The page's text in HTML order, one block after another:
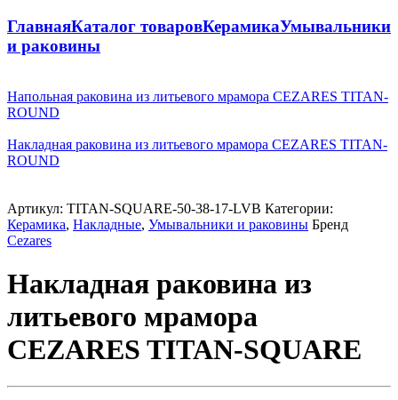
ГлавнаяКаталог товаровКерамикаУмывальники
и раковины
Напольная раковина из литьевого мрамора CEZARES TITAN-
ROUND
Накладная раковина из литьевого мрамора CEZARES TITAN-
ROUND
Артикул: TITAN-SQUARE-50-38-17-LVB Категории:
Керамика, Накладные, Умывальники и раковины Бренд
Cezares
Накладная раковина из
литьевого мрамора
CEZARES TITAN-SQUARE